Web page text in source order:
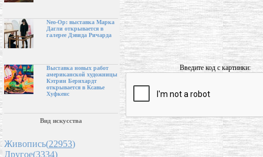
Neo-Op: выставка Марка
Дагли открывается в
галерее Дэвида Ричарда
Выставка новых работ
американской художницы
Кэтрин Бернхардт
открывается в Ксавье
Хуфкенс
Вид искусства
Живопись(22953)
Другое(3334)
Введите код с картинки: